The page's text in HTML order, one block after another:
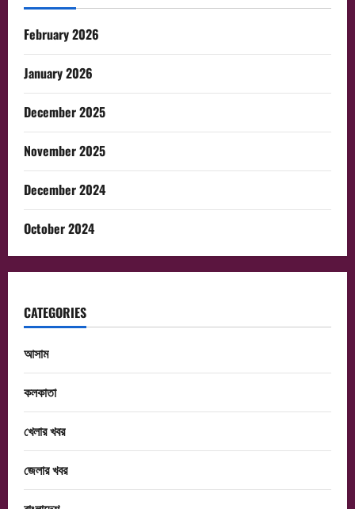
February 2026
January 2026
December 2025
November 2025
December 2024
October 2024
CATEGORIES
আসাম
কলকাতা
খেলার খবর
জেলার খবর